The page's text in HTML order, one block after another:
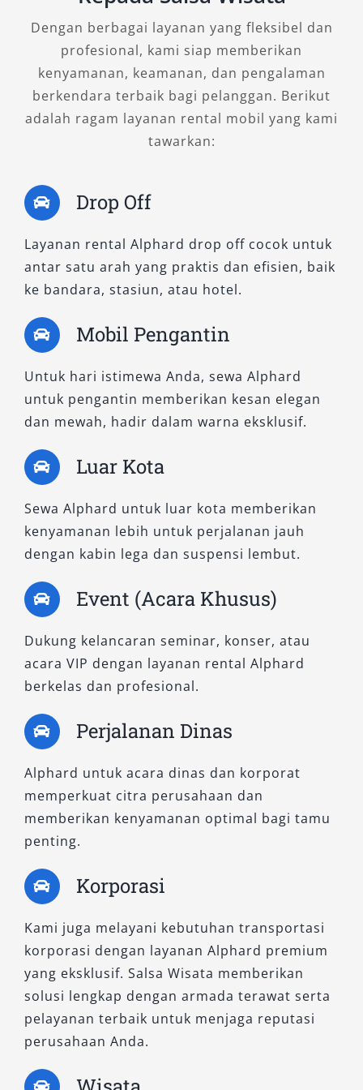
5. Alphard 2.5L X CVT
Sebagai tipe entry-level, varian ini sangat
cocok untuk penggunaan rutin dengan biaya
efisien. Meski berada di segmen bawah,
kapasitas Alphard tetap mengesankan dengan
ruang kaki luas dan bagasi lega. Ideal untuk
bulanan atau antar jemput bandara.
6. Alphard 2.5L G CVT
Versi G CVT memberikan peningkatan dari tipe
berkualitas dan fitur kenyamanan tambahan.
Cocok untuk pengguna yang membutuhkan
sewa mobil Alphard dengan standar menengah
ke atas. Tipe ini sering digunakan untuk
layanan antar jemput eksekutif.
7. Alphard 2.5L HEV CVT
Varian Hybrid Electric Vehicle (HEV) ini adalah
pilihan terbaik bagi penyewa yang
mengutamakan efisiensi sekaligus ramah
penyewa korporat dan pengguna jangka
panjang yang peduli terhadap gaya hidup
berkelanjutan. Rental Alphard Mojokerto tipe
ini hadir sebagai solusi mobilitas modern.
Pilih Tipe Alphard Terbaik
Sesuai Kebutuhan Anda
Setiap tipe Alphard memiliki karakteristik unik
dan keunggulan tersendiri. Baik Anda
membutuhkan rental Alphard premium, sewa
Alphard untuk keluarga, atau transportasi
eksklusif dengan sopir maupun lepas kunci,
kami siap memenuhi kebutuhan Anda. Hubungi
lengkap mengenaiharga sewa Alphard,
pilihan warna, dan ketersediaan unit Alphard
Mojokerto terbaik. Rasakan langsung kualitas
dan kenyamanan Alphard untuk perjalanan
Anda selanjutnya.
Dengan berbagai layanan yang fleksibel dan
profesional, kami siap memberikan
kenyamanan, keamanan, dan pengalaman
berkendara terbaik bagi pelanggan. Berikut
adalah ragam layanan rental mobil yang kami
tawarkan:
Drop Off
Layanan rental Alphard drop off cocok untuk
antar satu arah yang praktis dan efisien, baik
ke bandara, stasiun, atau hotel.
Mobil Pengantin
Untuk hari istimewa Anda, sewa Alphard
untuk pengantin memberikan kesan elegan
dan mewah, hadir dalam warna eksklusif.
Luar Kota
Sewa Alphard untuk luar kota memberikan
kenyamanan lebih untuk perjalanan jauh
dengan kabin lega dan suspensi lembut.
Event (Acara Khusus)
Dukung kelancaran seminar, konser, atau
acara VIP dengan layanan rental Alphard
berkelas dan profesional.
Perjalanan Dinas
Alphard untuk acara dinas dan korporat
memperkuat citra perusahaan dan
memberikan kenyamanan optimal bagi tamu
penting.
Korporasi
Kami juga melayani kebutuhan transportasi
korporasi dengan layanan Alphard premium
yang eksklusif. Salsa Wisata memberikan
solusi lengkap dengan armada terawat serta
pelayanan terbaik untuk menjaga reputasi
perusahaan Anda.